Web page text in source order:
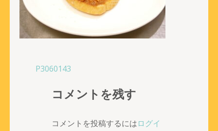
投
P3060143
コメントを残す
コメントを投稿するにはログイ